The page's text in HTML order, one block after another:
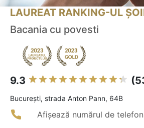
LAUREAT RANKING-UL
Bacania cu povesti
9.3
Bucureşti, strada Anton Pann, 64B
Afișează numărul de telefon